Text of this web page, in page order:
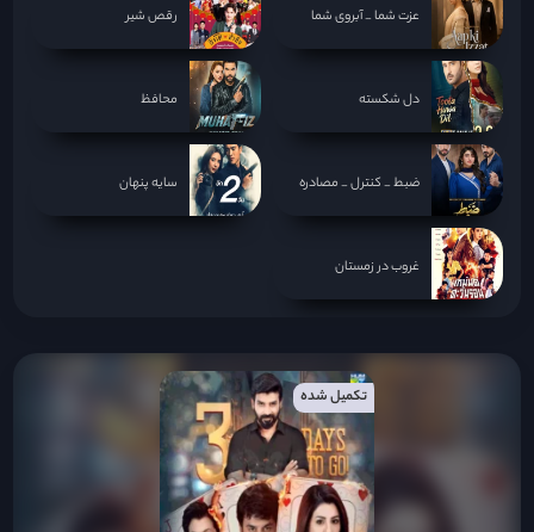
عزت شما _ آبروی شما رقص شیر
دل شکسته محافظ
ضبط _ کنترل _ مصادره سایه پنهان
غروب در زمستان
تکمیل شده